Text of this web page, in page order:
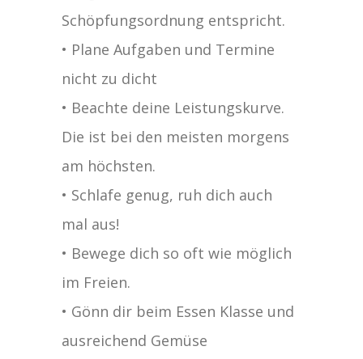
Schöpfungsordnung entspricht.
• Plane Aufgaben und Termine
nicht zu dicht
• Beachte deine Leistungskurve.
Die ist bei den meisten morgens
am höchsten.
• Schlafe genug, ruh dich auch
mal aus!
• Bewege dich so oft wie möglich
im Freien.
• Gönn dir beim Essen Klasse und
ausreichend Gemüse